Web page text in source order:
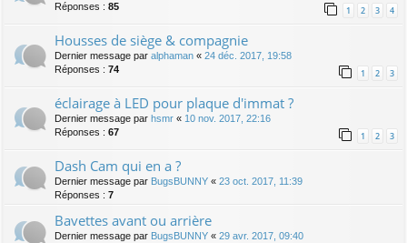
Réponses : 85 1 2 3 4
Housses de siège & compagnie
Dernier message par alphaman « 24 déc. 2017, 19:58
Réponses : 74 1 2 3
éclairage à LED pour plaque d'immat ?
Dernier message par hsmr « 10 nov. 2017, 22:16
Réponses : 67 1 2 3
Dash Cam qui en a ?
Dernier message par BugsBUNNY « 23 oct. 2017, 11:39
Réponses : 7
Bavettes avant ou arrière
Dernier message par BugsBUNNY « 29 avr. 2017, 09:40